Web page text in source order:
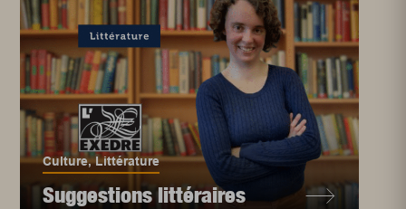
Culture,Littérature
Suggestions littéraires